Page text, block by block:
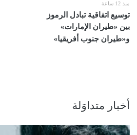
منذ 12 ساعة
توسيع اتفاقية تبادل الرموز
بين «طيران الإمارات»
و«طيران جنوب أفريقيا»
أخبار متداوَلة